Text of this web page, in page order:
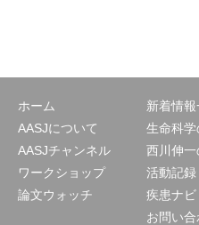
ホーム
AASJについて
AASJチャンネル
ワークショップ
論文ウォッチ
新着情報
生命科
西川伸
活動記録
疾患ナビ
お問い合